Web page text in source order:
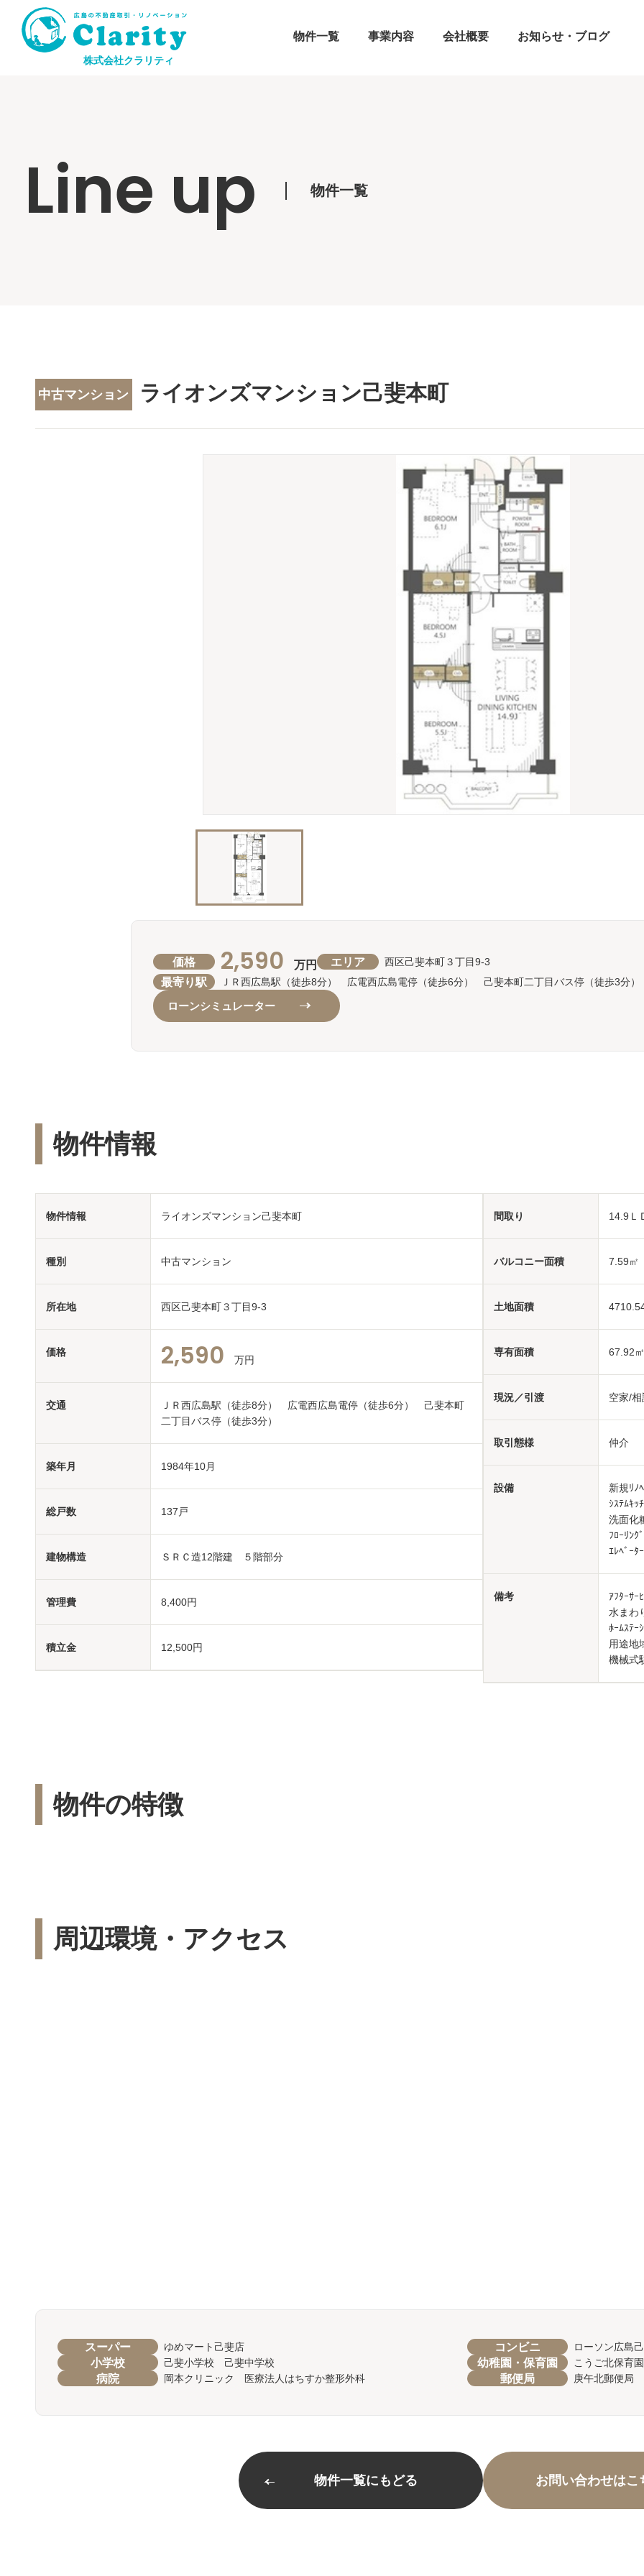
株式会社クラリティ
物件一覧 事業内容 会社概要 お知らせ・ブログ
Line up 物件一覧
中古マンション ライオンズマンション己斐本町
価格 2,590 万円 エリア 西区己斐本町３丁目9-3
最寄り駅 ＪＲ西広島駅（徒歩8分） 広電西広島電停（徒歩6分） 己斐本町二丁目バス停（徒歩3分）
ローンシミュレーター
物件情報
物件情報 ライオンズマンション己斐本町
種別 中古マンション
所在地 西区己斐本町３丁目9-3
価格 2,590 万円
交通
ＪＲ西広島駅（徒歩8分） 広電西広島電停（徒歩6分） 己斐本町
二丁目バス停（徒歩3分）
築年月 1984年10月
総戸数 137戸
建物構造 ＳＲＣ造12階建 ５階部分
管理費 8,400円
積立金 12,500円
間取り 14.9
バルコニー面積 7.59㎡
土地面積
専有面積 67.92㎡
現況／引渡 空家/相
取引態様 仲介
設備
新規ﾘﾉ
ｼｽﾃﾑｷ
洗面化
ﾌﾛｰﾘﾝｸ
ｴﾚﾍﾞｰﾀ
備考
ｱﾌﾀｰｻｰ
水まわ
ﾎｰﾑｽﾃｰ
用途地
機械式
物件の特徴
周辺環境・アクセス
スーパー ゆめマート己斐店 コンビニ ローソン広島
小学校 己斐小学校 己斐中学校 幼稚園・保育園 こうご北保育
病院 岡本クリニック 医療法人はちすか整形外科 郵便局 庚午北郵便局
物件一覧にもどる お問い合わせはこ